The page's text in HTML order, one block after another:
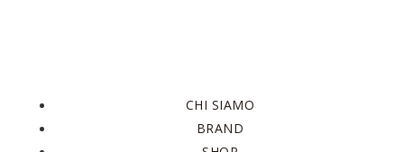
CHI SIAMO
BRAND